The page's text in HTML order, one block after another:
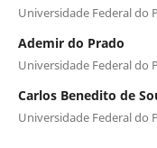
Universidade Federal do
Ademir do Prado
Universidade Federal do
Carlos Benedito de
Universidade Federal do